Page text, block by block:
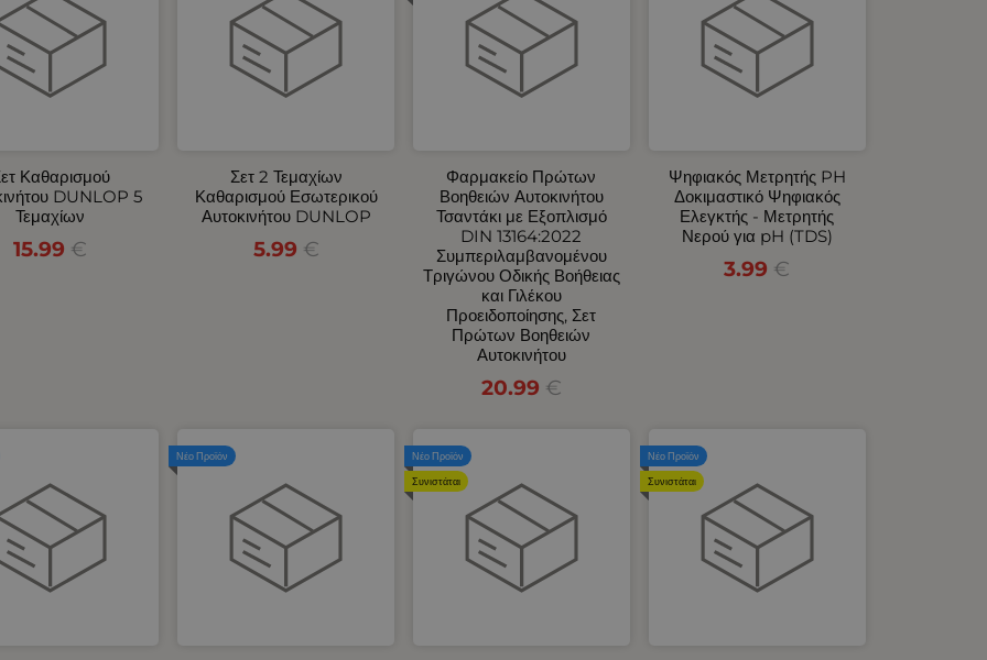
Καθαρισμού
DUNLOP 5
Τεμαχίων
15.99 €
Σετ 2 Τεμαχίων
Καθαρισμού Εσωτερικού
Αυτοκινήτου DUNLOP
5.99 €
Φαρμακείο Πρώτων
Βοηθειών Αυτοκινήτου
Τσαντάκι με Εξοπλισμό
DIN 13164:2022
Συμπεριλαμβανομένου
Τριγώνου Οδικής Βοήθειας
και Γιλέκου
Προειδοποίησης, Σετ
Πρώτων Βοηθειών
Αυτοκινήτου
20.99 €
Ψηφιακός Μετρητής PH
Δοκιμαστικό Ψηφιακός
Ελεγκτής - Μετρητής
Νερού για pH (TDS)
3.99 €
Νέο Προϊόν Νέο Προϊόν
Συνιστάται
Νέο Προϊόν
Συνιστάται